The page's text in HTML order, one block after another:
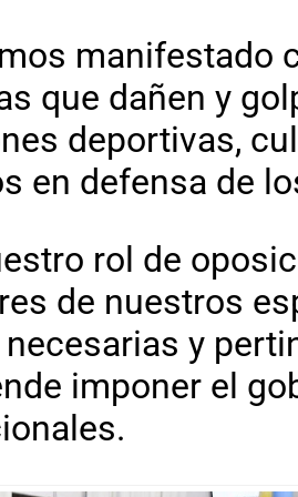
manifestado
que dañen y
deportivas,
en defensa de
rol de
de nuestros
y
imponer el